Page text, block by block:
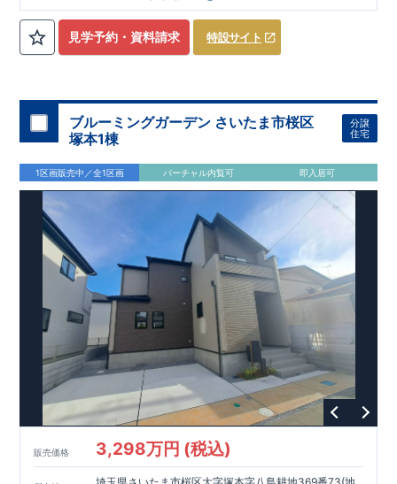
あり、
採光・通風・プライバシー性にも配慮した敷地計画で
す。
加須 徒歩13分
間取りのポイント
■ 1
号棟 LDK約19.5 帖 のゆとりあるリビング
​陽当たりよく開放
感があります。
■共通
・主寝室は将来仕切れる可変型プラン ・2階洋室2部屋にウォー
クインクローゼット設置
住宅設備のポイント
太陽光発電（フラットプラン）採用 月額サービス料
能
ホテルライクで実用的な洗面空間 （ オープンサニタリーirodori
詳細ページへ）
家計にやさしい住宅性能
長期優良住宅 住宅ローン控除額の優遇、
固定資産税の減額期間
延長など
税制面でのメリットが受けられます。
耐震等級３＋ 制震ダンパー 建築基準法の1.5 倍の耐震性。 地震保
険の割引（最大50％）対象です。
現地のご案内・資料請求 受付中 ​ ​■完成済みにつき、​実際の
建物・設備・間取りを​ 現地にてご確認いただけます。 ​
TEL
0120-44-1081
（9:30 18:30／火水曜休み）
スマートフォンで見やすい特設サイトはこちら
見学予約・資料請求 特設サイト
ブルーミングガーデン さいたま市桜区
塚本1棟
分譲
住宅
1区画販売中／全1区画 バーチャル内覧可 即入居可
販売価格 3,298万円 (税込)